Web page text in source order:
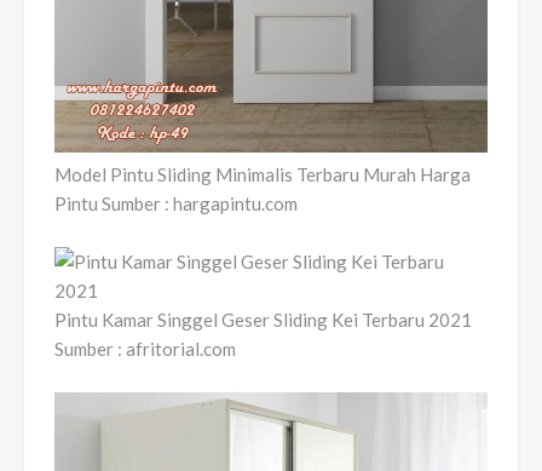
Model Pintu Sliding Minimalis Terbaru Murah Harga
Pintu Sumber : hargapintu.com
Pintu Kamar Singgel Geser Sliding Kei Terbaru 2021
Sumber : afritorial.com